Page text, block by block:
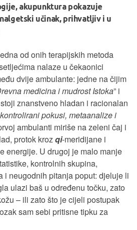
akupunktura pokazuje
učinak, prihvatljiv i u
od onih terapijskih metoda
nalaze u čekaonici
dvije ambulante: jedne na čijim
medicina i mudrost Istoka” i
znanstveno hladan i racionalan
pokusi, metaanalize i
ambulanti miriše na zeleni čaj i
protok krozqi-meridijane i
energije. U drugoj je malo manje
kontrolnih skupina,
i neugodnih pitanja poput: djeluje li
ulazi baš u određenu točku, zato
– ili zato što je cijeli postupak
sam sebi pritisne tipku za